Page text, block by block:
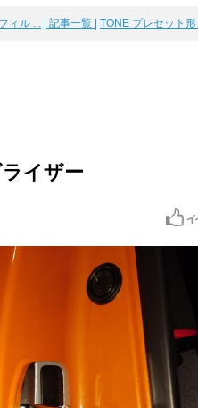
ィル ... | 記事一覧 | TONE プレセット
イザー